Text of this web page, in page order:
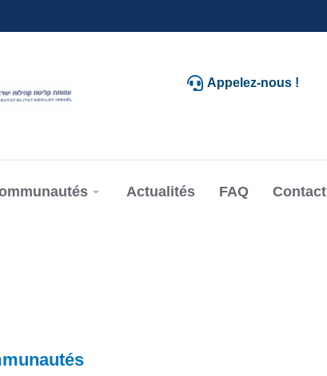
Appelez-nous !
Actualités FAQ Contact